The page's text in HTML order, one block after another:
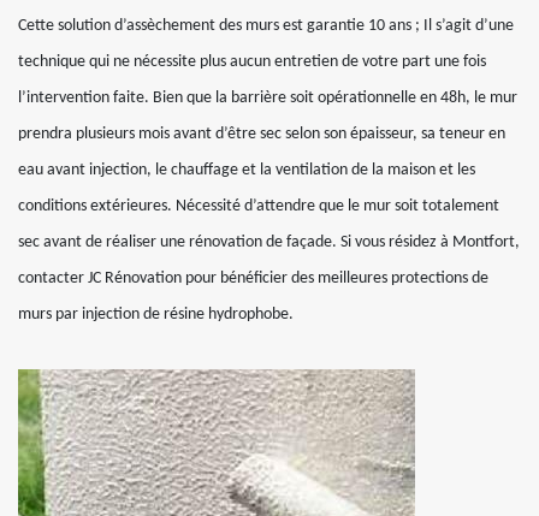
Cette solution d’assèchement des murs est garantie 10 ans ; Il s’agit d’une
technique qui ne nécessite plus aucun entretien de votre part une fois
l’intervention faite. Bien que la barrière soit opérationnelle en 48h, le mur
prendra plusieurs mois avant d’être sec selon son épaisseur, sa teneur en
eau avant injection, le chauffage et la ventilation de la maison et les
conditions extérieures. Nécessité d’attendre que le mur soit totalement
sec avant de réaliser une rénovation de façade. Si vous résidez à Montfort,
contacter JC Rénovation pour bénéficier des meilleures protections de
murs par injection de résine hydrophobe.